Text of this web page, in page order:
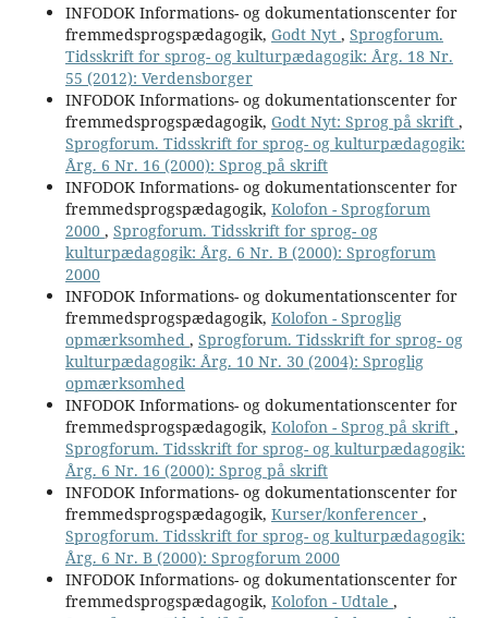
INFODOK Informations- og dokumentationscenter for
fremmedsprogspædagogik, Godt Nyt , Sprogforum.
Tidsskrift for sprog- og kulturpædagogik: Årg. 18 Nr.
55 (2012): Verdensborger
INFODOK Informations- og dokumentationscenter for
fremmedsprogspædagogik, Godt Nyt: Sprog på skrift ,
Sprogforum. Tidsskrift for sprog- og kulturpædagogik:
Årg. 6 Nr. 16 (2000): Sprog på skrift
INFODOK Informations- og dokumentationscenter for
fremmedsprogspædagogik, Kolofon - Sprogforum
2000 , Sprogforum. Tidsskrift for sprog- og
kulturpædagogik: Årg. 6 Nr. B (2000): Sprogforum
2000
INFODOK Informations- og dokumentationscenter for
fremmedsprogspædagogik, Kolofon - Sproglig
opmærksomhed , Sprogforum. Tidsskrift for sprog- og
kulturpædagogik: Årg. 10 Nr. 30 (2004): Sproglig
opmærksomhed
INFODOK Informations- og dokumentationscenter for
fremmedsprogspædagogik, Kolofon - Sprog på skrift ,
Sprogforum. Tidsskrift for sprog- og kulturpædagogik:
Årg. 6 Nr. 16 (2000): Sprog på skrift
INFODOK Informations- og dokumentationscenter for
fremmedsprogspædagogik, Kurser/konferencer ,
Sprogforum. Tidsskrift for sprog- og kulturpædagogik:
Årg. 6 Nr. B (2000): Sprogforum 2000
INFODOK Informations- og dokumentationscenter for
fremmedsprogspædagogik, Kolofon - Udtale ,